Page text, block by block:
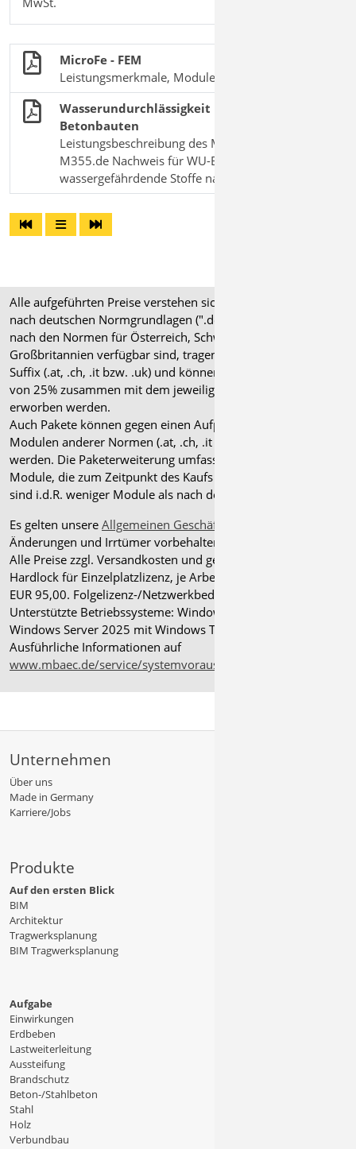
MicroFe - FEM
Leistungsmerkmale, Module und Pakete
Wasserundurchlässigkeit und Dichtheit von
Betonbauten
Leistungsbeschreibung des MicroFe-Moduls
M355.de Nachweis für WU-Beton und
wassergefährdende Stoffe nach Eurocode
Alle aufgeführten Preise verstehen sich für Module/Pakete
nach deutschen Normgrundlagen (".de"). Module, die auch
nach den Normen für Österreich, Schweiz, Italien und
Großbritannien verfügbar sind, tragen ein entsprechendes
Suffix (.at, .ch, .it bzw. .uk) und können gegen einen Aufpreis
von 25% zusammen mit dem jeweiligen ".de"-Modul
erworben werden.
Auch Pakete können gegen einen Aufpreis von 25% mit
Modulen anderer Normen (.at, .ch, .it bzw. .uk) erweitert
werden. Die Paketerweiterung umfasst alle entsprechenden
Module, die zum Zeitpunkt des Kaufs verfügbar sind. Das
sind i.d.R. weniger Module als nach deutscher Norm.
Es gelten unsere Allgemeinen Geschäftsbedingungen
Änderungen und Irrtümer vorbehalten.
Alle Preise zzgl. Versandkosten und gesetzlicher MwSt.
Hardlock für Einzelplatzlizenz, je Arbeitsplatz erforderlich
EUR 95,00. Folgelizenz-/Netzwerkbedingungen auf Anfrage.
Unterstützte Betriebssysteme: Windows
Windows Server 2025 mit Windows Terminal Server.
Ausführliche Informationen auf
www.mbaec.de/service/systemvoraussetzungen
Unternehmen
Über uns
Made in Germany
Karriere/Jobs
Produkte
Auf den ersten Blick
BIM
Architektur
Tragwerksplanung
BIM Tragwerksplanung
Aufgabe
Einwirkungen
Erdbeben
Lastweiterleitung
Aussteifung
Brandschutz
Beton-/Stahlbeton
Stahl
Holz
Verbundbau